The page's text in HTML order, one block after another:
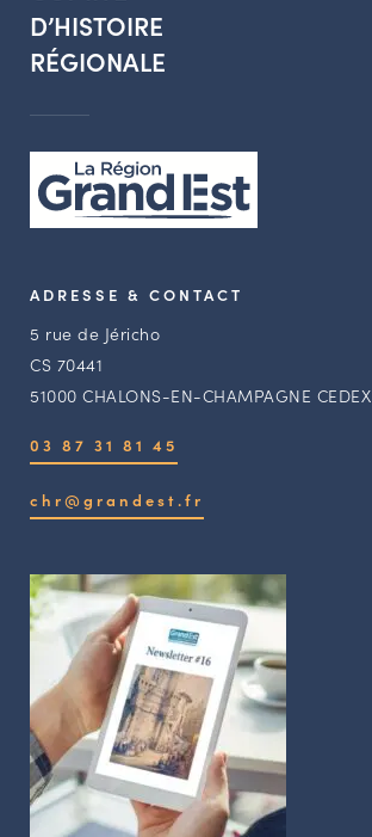
D’HISTOIRE
RÉGIONALE
ADRESSE & CONTACT
5 rue de Jéricho
CS 70441
51000 CHALONS-EN-CHAMPAGNE CEDEX
03 87 31 81 45
chr@grandest.fr